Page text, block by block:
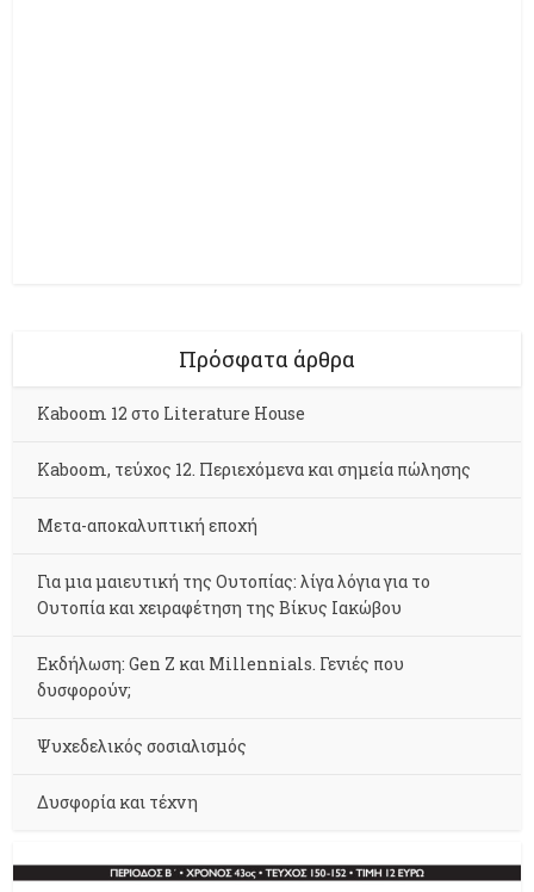
Πρόσφατα άρθρα
Kaboom 12 στο Literature House
Kaboom, τεύχος 12. Περιεχόμενα και σημεία πώλησης
Μετα-αποκαλυπτική εποχή
Για μια μαιευτική της Ουτοπίας: λίγα λόγια για το
Ουτοπία και χειραφέτηση της Βίκυς Ιακώβου
Εκδήλωση: Gen Z και Millennials. Γενιές που
δυσφορούν;
Ψυχεδελικός σοσιαλισμός
Δυσφορία και τέχνη